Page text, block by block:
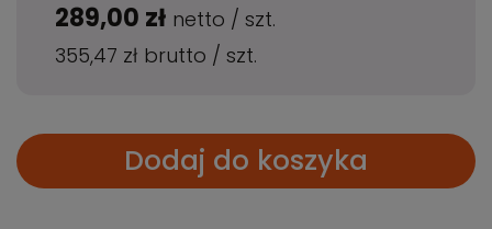
289,00 zł netto / szt.
355,47 zł brutto / szt.
Dodaj do koszyka